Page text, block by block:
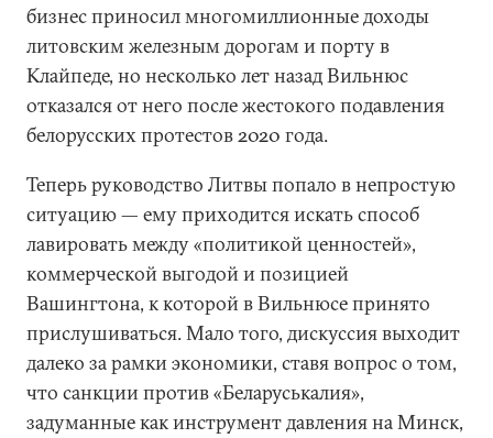
бизнес приносил многомиллионные доходы
литовским железным дорогам и порту в
Клайпеде, но несколько лет назад Вильнюс
отказался от него после жестокого подавления
белорусских протестов 2020 года.
Теперь руководство Литвы попало в непростую
ситуацию — ему приходится искать способ
лавировать между «политикой ценностей»,
коммерческой выгодой и позицией
Вашингтона, к которой в Вильнюсе принято
прислушиваться. Мало того, дискуссия выходит
далеко за рамки экономики, ставя вопрос о том,
что санкции против «Беларуськалия»,
задуманные как инструмент давления на Минск,